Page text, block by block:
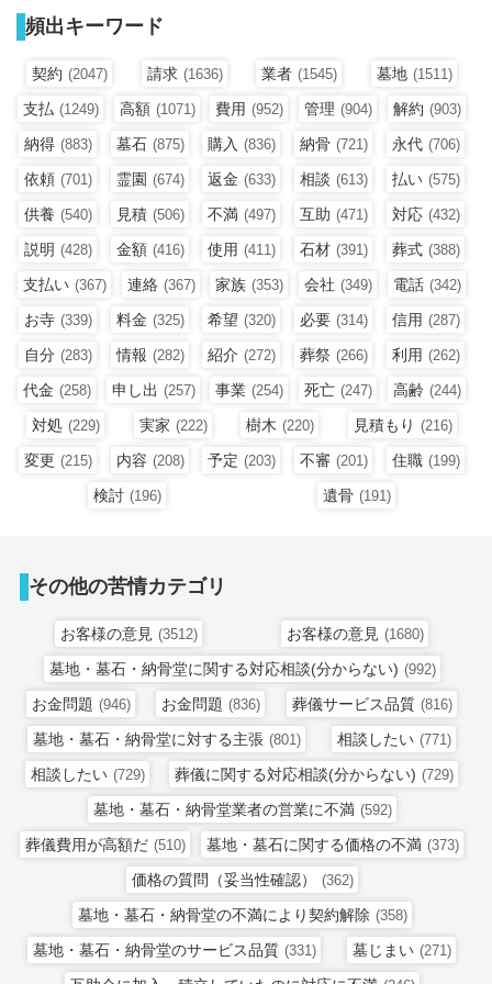
頻出キーワード
契約 (2047) 請求 (1636) 業者 (1545) 墓地 (1511)
支払 (1249) 高額 (1071) 費用 (952) 管理 (904) 解約 (903)
納得 (883) 墓石 (875) 購入 (836) 納骨 (721) 永代 (706)
依頼 (701) 霊園 (674) 返金 (633) 相談 (613) 払い (575)
供養 (540) 見積 (506) 不満 (497) 互助 (471) 対応 (432)
説明 (428) 金額 (416) 使用 (411) 石材 (391) 葬式 (388)
支払い (367) 連絡 (367) 家族 (353) 会社 (349) 電話 (342)
お寺 (339) 料金 (325) 希望 (320) 必要 (314) 信用 (287)
自分 (283) 情報 (282) 紹介 (272) 葬祭 (266) 利用 (262)
代金 (258) 申し出 (257) 事業 (254) 死亡 (247) 高齢 (244)
対処 (229) 実家 (222) 樹木 (220) 見積もり (216)
変更 (215) 内容 (208) 予定 (203) 不審 (201) 住職 (199)
検討 (196) 遺骨 (191)
その他の苦情カテゴリ
お客様の意見 (3512) お客様の意見 (1680)
墓地・墓石・納骨堂に関する対応相談(分からない) (992)
お金問題 (946) お金問題 (836) 葬儀サービス品質 (816)
墓地・墓石・納骨堂に対する主張 (801) 相談したい (771)
相談したい (729) 葬儀に関する対応相談(分からない) (729)
墓地・墓石・納骨堂業者の営業に不満 (592)
葬儀費用が高額だ (510) 墓地・墓石に関する価格の不満 (373)
価格の質問（妥当性確認） (362)
墓地・墓石・納骨堂の不満により契約解除 (358)
墓地・墓石・納骨堂のサービス品質 (331) 墓じまい (271)